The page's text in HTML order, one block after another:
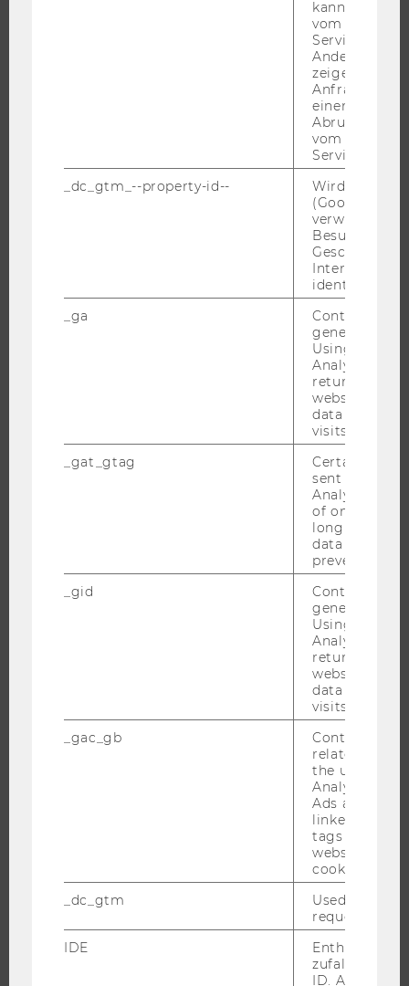
INTERNATIONALE UND INCOMING EXCHANGE STUDIERENDE
STUDENT CLUBS
WIRTSCHAFT UND GESELLSCHAFT
RESEARCH CAREER
kann, um
vom AMP-
Service
Andere
zeigen Opt-
Anfrage im
einen Fehler
Abrufen
vom AMP
Service an.
_dc_gtm_--property-id--
Wird von
(Google Tag
verwendet,
Besucher
Geschlecht
Interessen zu
identifizieren.
_ga
Contains a
generated
Using this
Analytics can
returning
website and
data from
visits.
_gat_gtag
Certain data
sent to
Analytics a
of once per
long as it is
data
prevented.
_gid
Contains a
generated
Using this
Analytics can
returning
website and
data from
visits.
_gac_gb
Contains
related
the user. If
Analytics and
Ads accounts
linked, the
tags on the
website read
cookie.
_dc_gtm
Used to
request rate.
IDE
Enthält eine
ID. Anhand